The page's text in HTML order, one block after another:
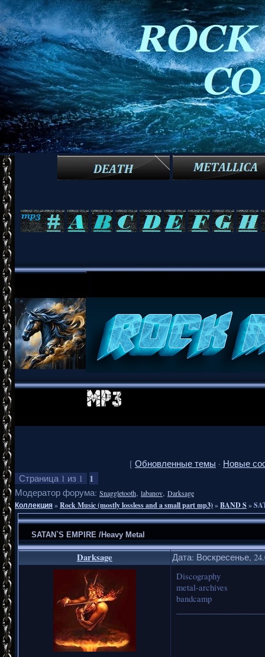
[ Обновленные темы · Новые
Страница 1 из 1 1
Модератор форума: Snaggletooth, labanov, Darksage
Коллекция»Rock Music (mostly lossless and a small part mp3)»BAND S »
SATAN`S EMPIRE /Heavy Metal
Darksage Дата: Воскресенье,
Discography
metal-archives
bandcamp